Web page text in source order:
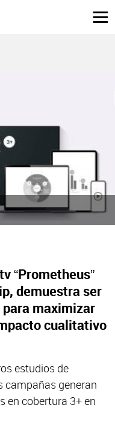
“Prometheus”
demuestra ser
maximizar
cualitativo
estudios de
campañas generan
en cobertura 3+ en